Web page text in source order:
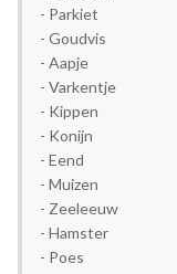
- Parkiet
- Goudvis
- Aapje
- Varkentje
- Kippen
- Konijn
- Eend
- Muizen
- Zeeleeuw
- Hamster
- Poes